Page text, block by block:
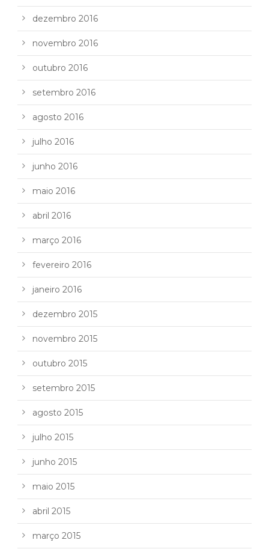
dezembro 2016
novembro 2016
outubro 2016
setembro 2016
agosto 2016
julho 2016
junho 2016
maio 2016
abril 2016
março 2016
fevereiro 2016
janeiro 2016
dezembro 2015
novembro 2015
outubro 2015
setembro 2015
agosto 2015
julho 2015
junho 2015
maio 2015
abril 2015
março 2015